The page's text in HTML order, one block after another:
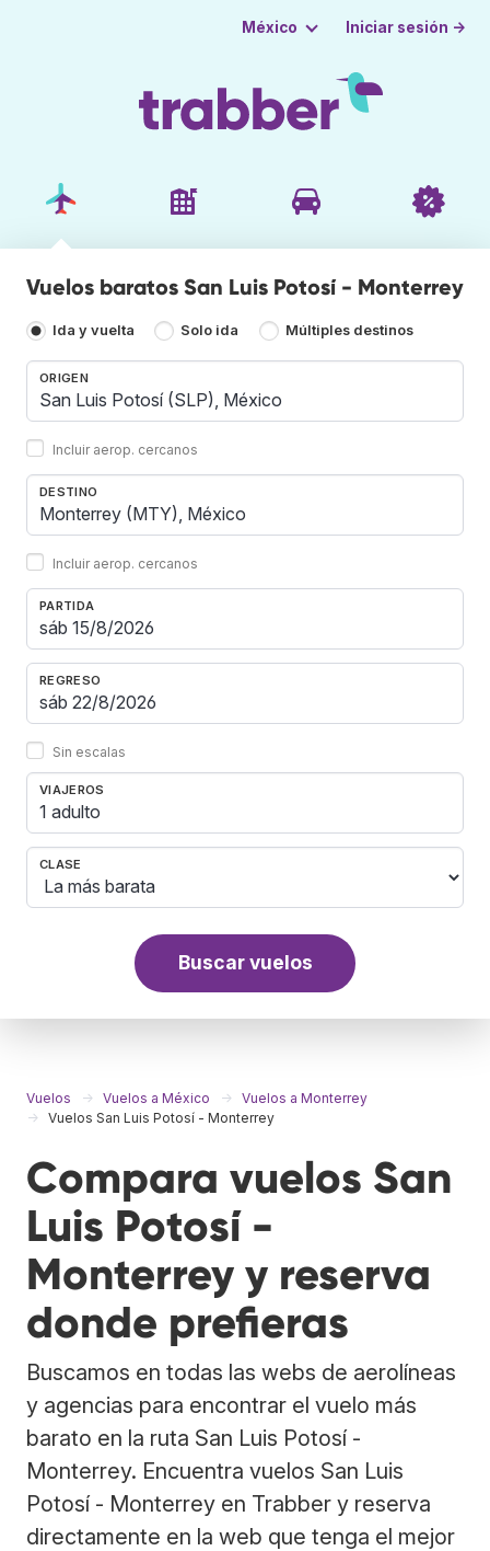
México Iniciar sesión →
Vuelos baratos San Luis Potosí - Monterrey
Ida y vuelta Solo ida Múltiples destinos
ORIGEN
Incluir aerop. cercanos
DESTINO
Incluir aerop. cercanos
PARTIDA
REGRESO
Sin escalas
VIAJEROS
1 adulto
CLASE
Buscar vuelos
Vuelos Vuelos a México
Vuelos a Monterrey
Vuelos San Luis Potosí - Monterrey
Compara vuelos San
Luis Potosí -
Monterrey y reserva
donde prefieras
Buscamos en todas las webs de aerolíneas
y agencias para encontrar el vuelo más
barato en la ruta San Luis Potosí -
Monterrey. Encuentra vuelos San Luis
Potosí - Monterrey en Trabber y reserva
directamente en la web que tenga el mejor